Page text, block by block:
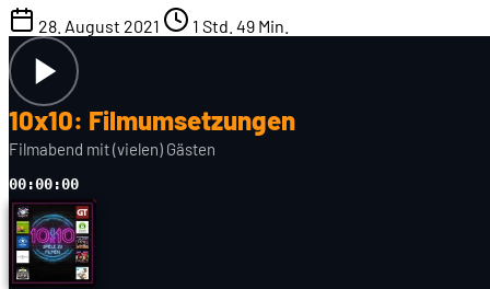
28. August 2021 1 Std. 49 Min.
10x10: Filmumsetzungen
Filmabend mit (vielen) Gästen
00:00:00